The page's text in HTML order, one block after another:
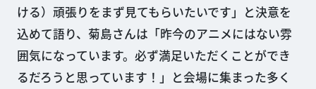
ける）頑張りをまず見てもらいたいです」と決意を
込めて語り、菊島さんは「昨今のアニメにはない雰
囲気になっています。必ず満足いただくことができ
るだろうと思っています！」と会場に集まった多く